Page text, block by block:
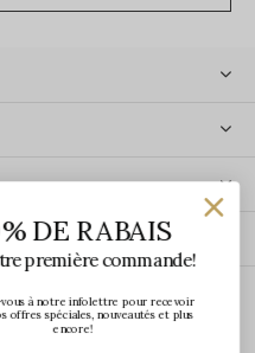
DE RABAIS
première commande!
vous à notre infolettre pour recevoir
offres spéciales, nouveautés et plus
encore!